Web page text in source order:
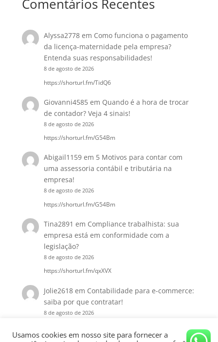
Comentários Recentes
Alyssa2778 em Como funciona o pagamento
da licença-maternidade pela empresa?
Entenda suas responsabilidades!
8 de agosto de 2026
https://shorturl.fm/TidQ6
Giovanni4585 em Quando é a hora de trocar
de contador? Veja 4 sinais!
8 de agosto de 2026
https://shorturl.fm/G54Bm
Abigail1159 em 5 Motivos para contar com
uma assessoria contábil e tributária na
empresa!
8 de agosto de 2026
https://shorturl.fm/G54Bm
Tina2891 em Compliance trabalhista: sua
empresa está em conformidade com a
legislação?
8 de agosto de 2026
https://shorturl.fm/qxXVX
Jolie2618 em Contabilidade para e-commerce:
saiba por que contratar!
8 de agosto de 2026
Usamos cookies em nosso site para fornecer a